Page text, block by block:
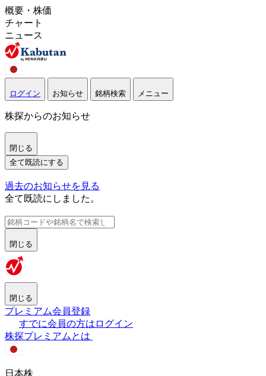
概要・株価
チャート
ニュース
ログイン お知らせ 銘柄検索 メニュー
株探からのお知らせ
閉じる
全て既読にする
過去のお知らせを見る
全て既読にしました。
閉じる
閉じる
プレミアム会員登録
すでに会員の方はログイン
株探プレミアムとは
日本株